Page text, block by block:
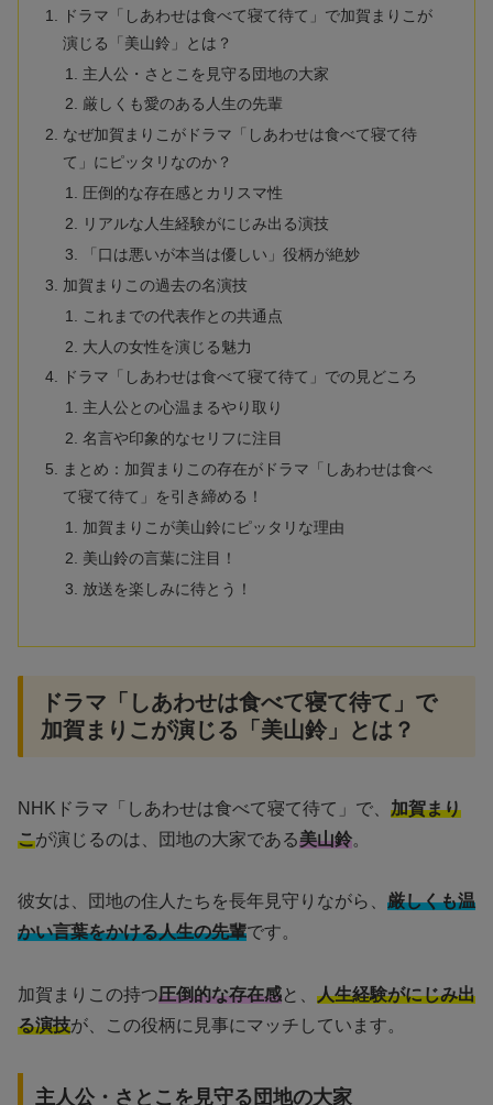
ドラマ「しあわせは食べて寝て待て」で加賀まりこが
演じる「美山鈴」とは？
主人公・さとこを見守る団地の大家
厳しくも愛のある人生の先輩
なぜ加賀まりこがドラマ「しあわせは食べて寝て待
て」にピッタリなのか？
圧倒的な存在感とカリスマ性
リアルな人生経験がにじみ出る演技
「口は悪いが本当は優しい」役柄が絶妙
加賀まりこの過去の名演技
これまでの代表作との共通点
大人の女性を演じる魅力
ドラマ「しあわせは食べて寝て待て」での見どころ
主人公との心温まるやり取り
名言や印象的なセリフに注目
まとめ：加賀まりこの存在がドラマ「しあわせは食べ
て寝て待て」を引き締める！
加賀まりこが美山鈴にピッタリな理由
美山鈴の言葉に注目！
放送を楽しみに待とう！
ドラマ「しあわせは食べて寝て待て」で
加賀まりこが演じる「美山鈴」とは？
NHKドラマ「しあわせは食べて寝て待て」で、 加賀まり
こが演じるのは、団地の大家である美山鈴。
彼女は、団地の住人たちを長年見守りながら、 厳しくも温
かい言葉をかける人生の先輩です。
加賀まりこの持つ圧倒的な存在感と、 人生経験がにじみ出
る演技が、この役柄に見事にマッチしています。
主人公・さとこを見守る団地の大家